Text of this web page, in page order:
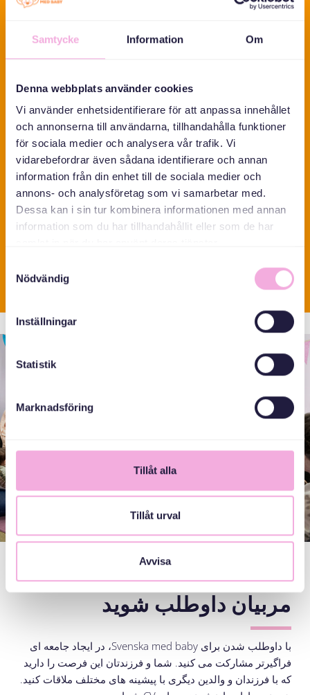
Samtycke Information Om
Denna webbplats använder cookies
Vi använder enhetsidentifierare för att anpassa innehållet
och annonserna till användarna, tillhandahålla funktioner
för sociala medier och analysera vår trafik. Vi
vidarebefordrar även sådana identifierare och annan
information från din enhet till de sociala medier och
annons- och analysföretag som vi samarbetar med.
Dessa kan i sin tur kombinera informationen med annan
information som du har tillhandahållit eller som de har
Nödvändig
Inställningar
Statistik
Marknadsföring
Tillåt alla
Tillåt urval
Avvisa
تعداد جلسات والدین
380
تعداد فرصت های مشارکت
6,410
84
برای کنفرانس های اولیا و
مربیان داوطلب شوید
با داوطلب شدن برای Svenska med baby، در ایجاد جامعه ای
فراگیرتر مشارکت می کنید. شما و فرزندتان این فرصت را دارید
که با فرزندان و والدین دیگری با پیشینه های مختلف ملاقات کنید.